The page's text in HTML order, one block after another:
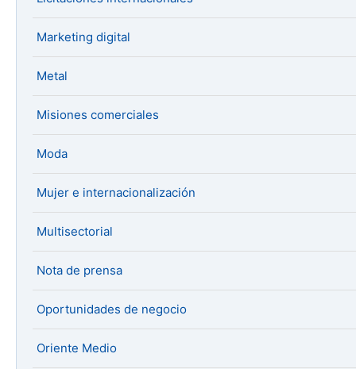
Marketing digital
Metal
Misiones comerciales
Moda
Mujer e internacionalización
Multisectorial
Nota de prensa
Oportunidades de negocio
Oriente Medio